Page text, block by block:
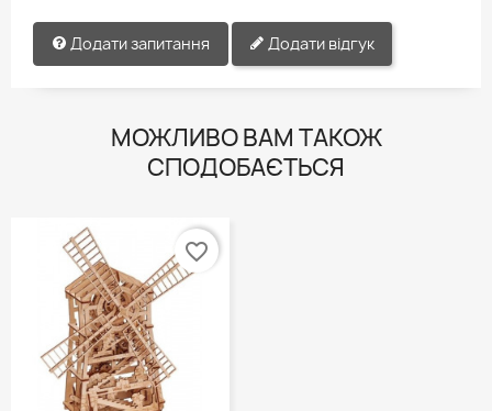
Додати запитання Додати відгук
МОЖЛИВО ВАМ ТАКОЖ
СПОДОБАЄТЬСЯ
favorite_border